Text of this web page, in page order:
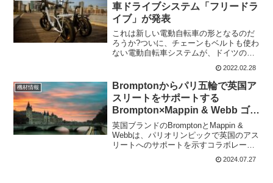
車ドライブシステム「フリードラ
イブ」が発表
これは新しい電動自転車の形となるのだ
ろうか?ついに、チェーンもベルトも使わ
ない電動自転車システムが、ドイツの産
業用ベアリングメーカーのシェフラーと
電動自転車駆動列メーカーのハイツマン
から発表された。チェーンもなしで、ど
うやって動くのだろうか...
2022.02.28
機材情報
Bromptonからパリ五輪で英国ア
スリートをサポートする
Brompton×Mappin & Webb ゴー
ルドバイク
英国ブランドのBromptonとMappin &
Webbは、パリオリンピックで英国のアス
リートへのサポートを示すコラボレーシ
ョンで、金メッキのC Lineモデル2種をリ
リースした。Bromptonは、Team GBのア
2024.07.27